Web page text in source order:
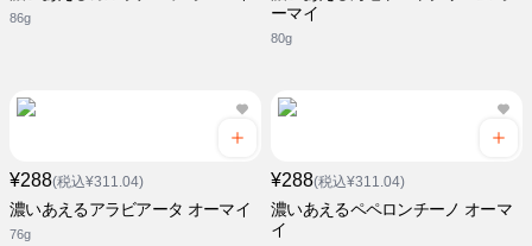
86g
ーマイ
80g
¥288(税込¥311.04)
濃いあえるアラビアータ オーマイ
76g
¥288(税込¥311.04)
濃いあえるペペロンチーノ オーマ
イ